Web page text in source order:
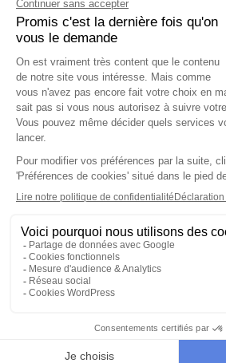
02 Co-construisez
Échangez avec un
pour créer un
adapté à vos envies
03 Réservez en
expériences
chargeons de tout. Il
qu’à partir !
04 Partez l’esprit
Votre carnet de
contient les
Sur place, notre